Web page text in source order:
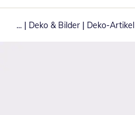
... | Deko & Bilder | Deko-Artikel